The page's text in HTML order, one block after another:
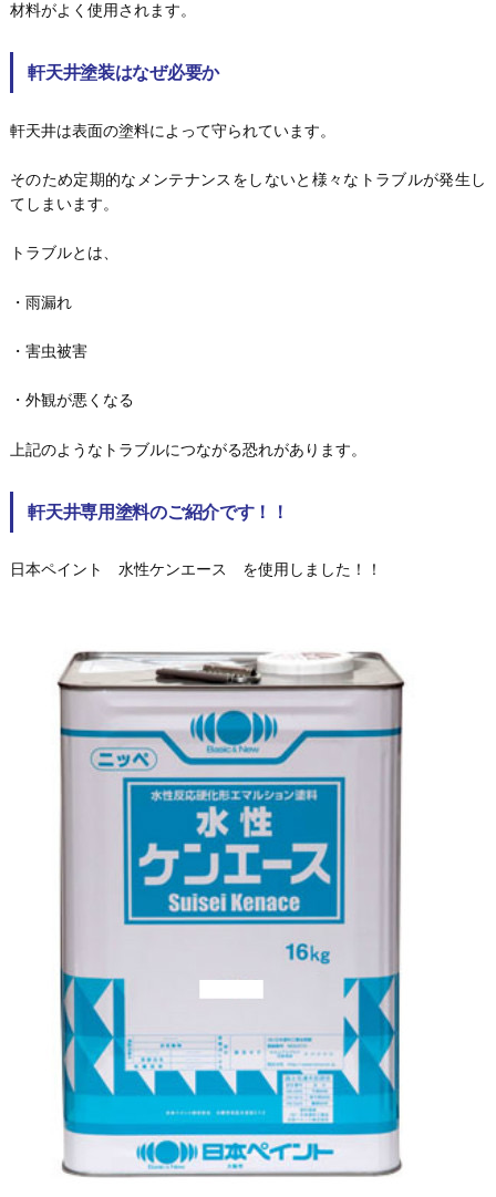
材料がよく使用されます。
軒天井塗装はなぜ必要か
軒天井は表面の塗料によって守られています。
そのため定期的なメンテナンスをしないと様々なトラブルが発生し
てしまいます。
トラブルとは、
・雨漏れ
・害虫被害
・外観が悪くなる
上記のようなトラブルにつながる恐れがあります。
軒天井専用塗料のご紹介です！！
日本ペイント 水性ケンエース を使用しました！！